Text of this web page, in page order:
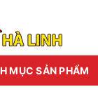
MỤC SẢN PHẨM